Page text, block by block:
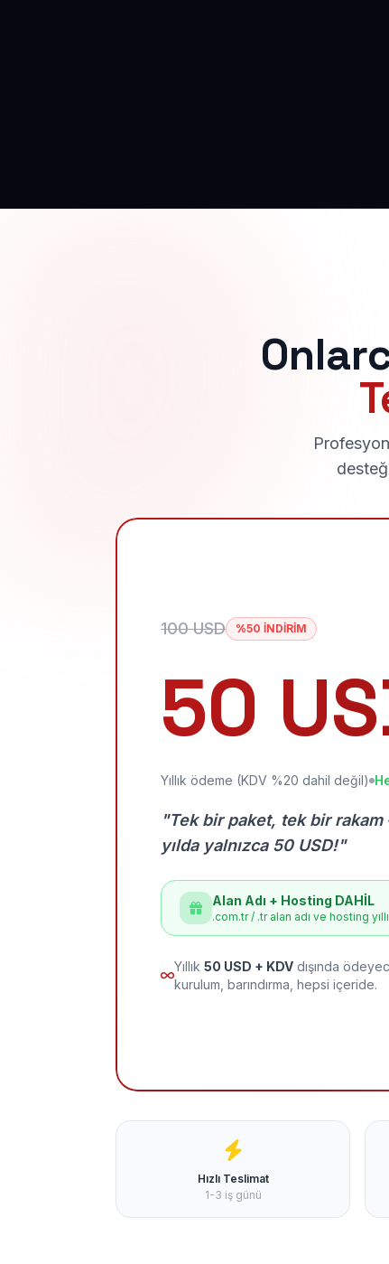
100 USD %50 İNDİRİM
50
Yıllık ödeme (KDV %20 dahil değil)
"Tek bir paket, tek bir
yılda yalnızca 50 USD!"
Alan Adı + Hosting DAHİL
.com.tr / .tr alan adı ve hosting
Yıllık 50 USD + KDV dışında
kurulum, barındırma, hepsi içeride.
Hızlı Teslimat
1-3 iş günü